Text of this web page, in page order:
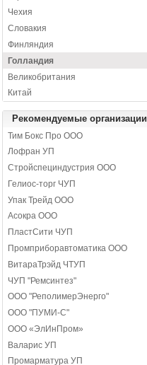
Чехия
Словакия
Финляндия
Голландия
Великобритания
Китай
Рекомендуемые организации
Тим Бокс Про ООО
Лофран УП
Стройспециндустрия ООО
Гелиос-торг ЧУП
Упак Трейд ООО
Асокра ООО
ПластСити ЧУП
Промприборавтоматика ООО
ВитараТрэйд ЧТУП
ЧУП "Ремсинтез"
ООО "РеполимерЭнерго"
ООО "ПУМИ-С"
ООО «ЭлИнПром»
Валарис УП
Промарматура УП